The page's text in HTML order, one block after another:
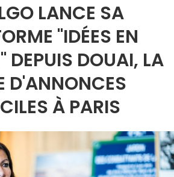
LANCE SA
"IDÉES EN
DEPUIS DOUAI, LA
D'ANNONCES
À PARIS